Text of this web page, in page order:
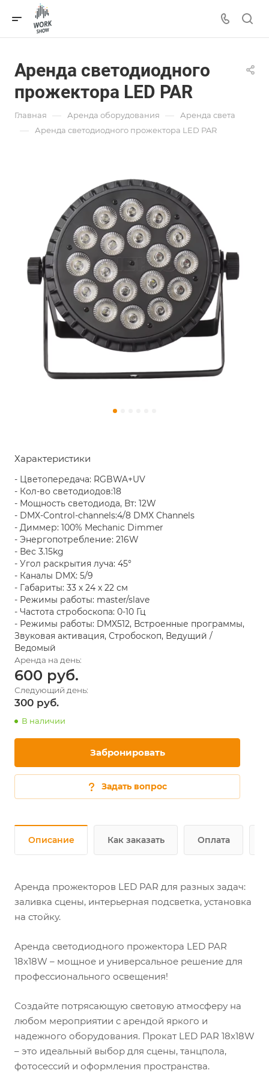
Аренда светодиодного
прожектора LED PAR
Главная — Аренда оборудования — Аренда света
— Аренда светодиодного прожектора LED PAR
Характеристики
- Цветопередача: RGBWA+UV
- Кол-во светодиодов:18
- Мощность светодиода, Вт: 12W
- DMX-Control-channels:4/8 DMX Channels
- Диммер: 100% Mechanic Dimmer
- Энергопотребление: 216W
- Вес 3.15kg
- Угол раскрытия луча: 45°
- Каналы DMX: 5/9
- Габариты: 33 х 24 х 22 см
- Режимы работы: master/slave
- Частота стробоскопа: 0-10 Гц
- Режимы работы: DMX512, Встроенные программы,
Звуковая активация, Стробоскоп, Ведущий /
Ведомый
600
300
В наличии
Забронировать
Задать вопрос
Описание Как заказать Оплата
Аренда прожекторов LED PAR для разных задач:
заливка сцены, интерьерная подсветка, установка
на стойку.
Аренда светодиодного прожектора LED PAR
18x18W – мощное и универсальное решение для
профессионального освещения!
Создайте потрясающую световую атмосферу на
любом мероприятии с арендой яркого и
надежного оборудования. Прокат LED PAR 18x18W
– это идеальный выбор для сцены, танцпола,
фотосессий и оформления пространства.